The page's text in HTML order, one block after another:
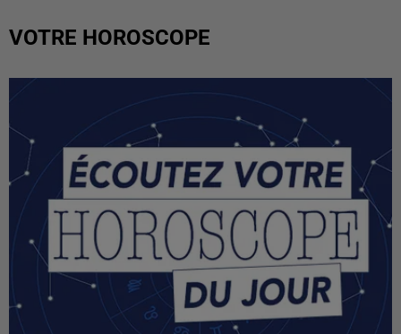
VOTRE HOROSCOPE